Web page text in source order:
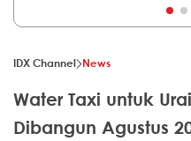
IDX Channel News
Water Taxi untuk
Dibangun Agustus